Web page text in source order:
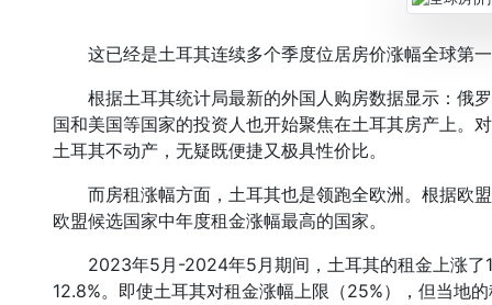
这已经是土耳其连续多个季度位居房价涨幅全球第
根据土耳其统计局最新的外国人购房数据显示：俄
国和美国等国家的投资人也开始聚焦在土耳其房产上。
土耳其不动产，无疑既便捷又极具性价比。
而房租涨幅方面，土耳其也是领跑全欧洲。根据欧
欧盟候选国家中年度租金涨幅最高的国家。
2023年5月-2024年5月期间，土耳其的租金上涨了
12.8%。即使土耳其对租金涨幅上限（25%），但当地